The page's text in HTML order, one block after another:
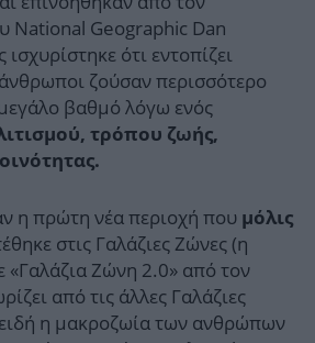
National Geographic Dan
ότι εντοπίζει
ζούσαν περισσότερο
βαθμό λόγω ενός
τρόπου ζωής,
η πρώτη νέα περιοχή που μόλις
στις Γαλάζιες Ζώνες (η
«Γαλάζια Ζώνη 2.0» από τον
από τις άλλες Γαλάζιες
η μακροζωία των ανθρώπων